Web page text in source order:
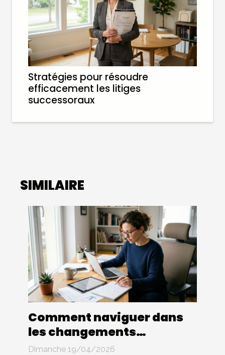
Stratégies pour résoudre
efficacement les litiges
successoraux
SIMILAIRE
Comment naviguer dans
les changements
législatifs du télétravail ?
Dimanche 19/04/2026